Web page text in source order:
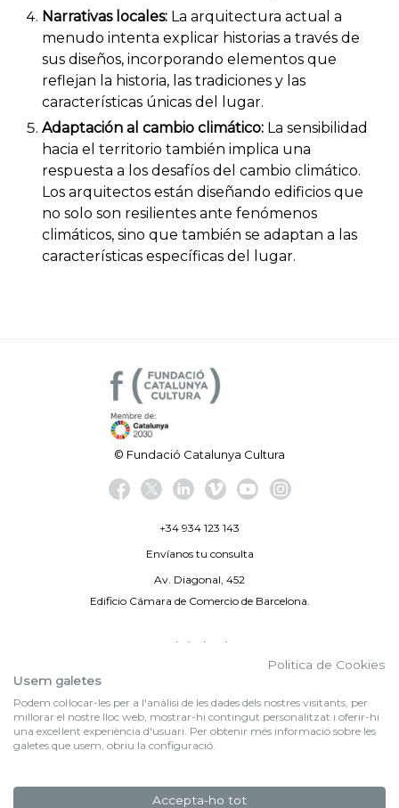
Narrativas locales: La arquitectura actual a
menudo intenta explicar historias a través de
sus diseños, incorporando elementos que
reflejan la historia, las tradiciones y las
características únicas del lugar.
Adaptación al cambio climático: La sensibilidad
hacia el territorio también implica una
respuesta a los desafíos del cambio climático.
Los arquitectos están diseñando edificios que
no solo son resilientes ante fenómenos
climáticos, sino que también se adaptan a las
características específicas del lugar.
© Fundació Catalunya Cultura
+34 934 123 143
Envíanos tu consulta
Av. Diagonal, 452
Edificio Cámara de Comercio de Barcelona.
Aviso legal
By 100X100NET
f (NEWSLETTER)
Politica de Cookies
Usem galetes
Podem col·locar-les per a l'anàlisi de les dades dels nostres visitants, per
millorar el nostre lloc web, mostrar-hi contingut personalitzat i oferir-hi
una excel·lent experiència d'usuari. Per obtenir més informació sobre les
galetes que usem, obriu la configuració.
Accepta-ho tot